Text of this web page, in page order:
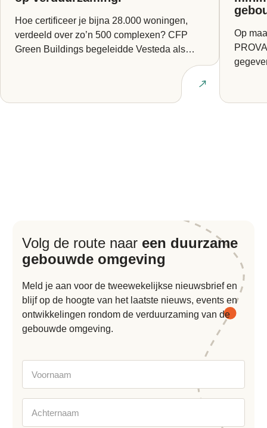
Hoe certificeer je bijna 28.000 woningen,
verdeeld over zo’n 500 complexen? CFP
Green Buildings begeleidde Vesteda als
Lees artikel
Op
Volg de route naar een duurzame
gebouwde omgeving
Meld je aan voor de tweewekelijkse nieuwsbrief en
blijf op de hoogte van het laatste nieuws, events en
ontwikkelingen rondom de verduurzaming van de
gebouwde omgeving.